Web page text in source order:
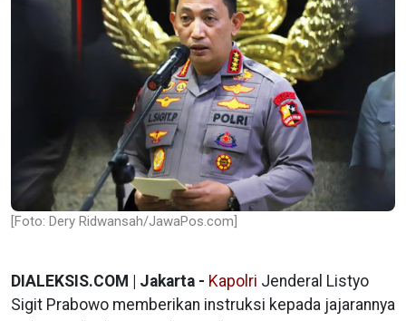
[Foto: Dery Ridwansah/JawaPos.com]
DIALEKSIS.COM | Jakarta - Kapolri Jenderal Listyo
Sigit Prabowo memberikan instruksi kepada jajarannya